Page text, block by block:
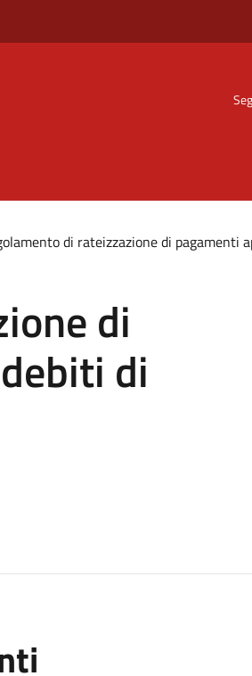
di rateizzazione di
di
di